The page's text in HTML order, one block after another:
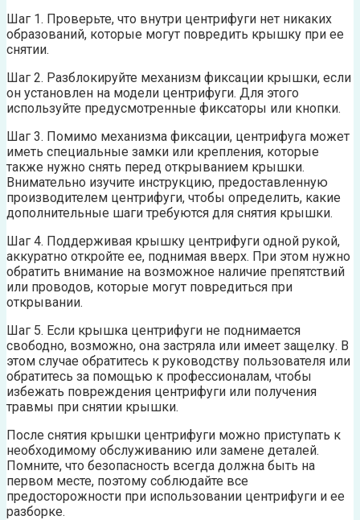
Шаг 1. Проверьте, что внутри центрифуги нет никаких
образований, которые могут повредить крышку при ее
снятии.
Шаг 2. Разблокируйте механизм фиксации крышки, если
он установлен на модели центрифуги. Для этого
используйте предусмотренные фиксаторы или кнопки.
Шаг 3. Помимо механизма фиксации, центрифуга может
иметь специальные замки или крепления, которые
также нужно снять перед открыванием крышки.
Внимательно изучите инструкцию, предоставленную
производителем центрифуги, чтобы определить, какие
дополнительные шаги требуются для снятия крышки.
Шаг 4. Поддерживая крышку центрифуги одной рукой,
аккуратно откройте ее, поднимая вверх. При этом нужно
обратить внимание на возможное наличие препятствий
или проводов, которые могут повредиться при
открывании.
Шаг 5. Если крышка центрифуги не поднимается
свободно, возможно, она застряла или имеет защелку. В
этом случае обратитесь к руководству пользователя или
обратитесь за помощью к профессионалам, чтобы
избежать повреждения центрифуги или получения
травмы при снятии крышки.
После снятия крышки центрифуги можно приступать к
необходимому обслуживанию или замене деталей.
Помните, что безопасность всегда должна быть на
первом месте, поэтому соблюдайте все
предосторожности при использовании центрифуги и ее
разборке.